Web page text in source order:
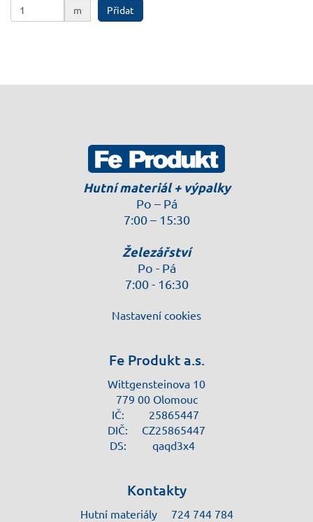
m Přidat
Hutní materiál + výpalky
Po – Pá
7:00 – 15:30
Železářství
Po - Pá
7:00 - 16:30
Nastavení cookies
Fe Produkt a.s.
Wittgensteinova 10
779 00 Olomouc
IČ:
DIČ:
DS:
25865447
CZ25865447
qaqd3x4
Kontakty
Hutní materiály 724 744 784